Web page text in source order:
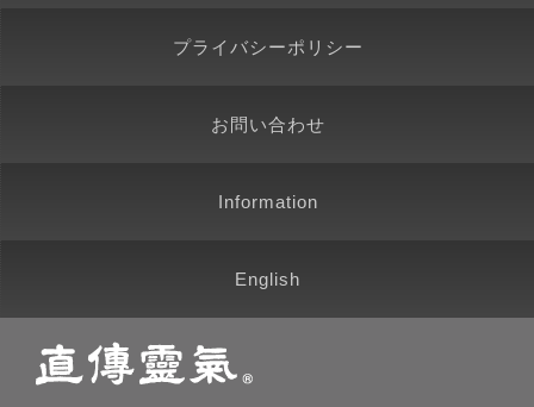
プライバシーポリシー
お問い合わせ
Information
English